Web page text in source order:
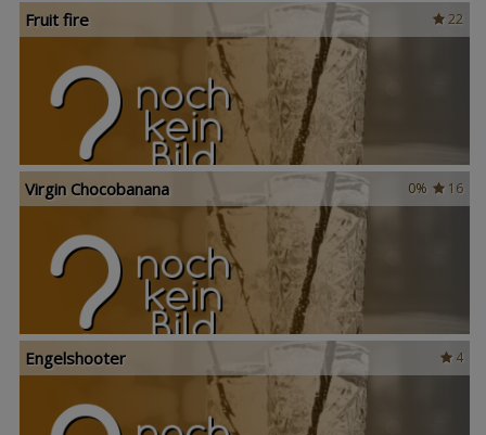
22
Fruit fire
16
0%
Virgin Chocobanana
4
Engelshooter